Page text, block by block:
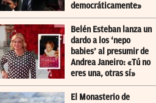
democráticamente»
Belén Esteban lanza un
dardo a los ‘nepo
babies’ al presumir de
Andrea Janeiro: «Tú no
eres una, otras sí»
El Monasterio de